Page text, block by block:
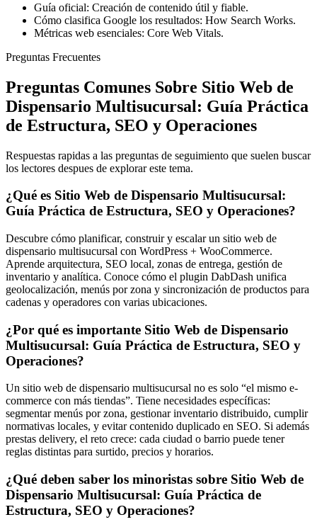
Guía oficial: Creación de contenido útil y fiable.
Cómo clasifica Google los resultados: How Search Works.
Métricas web esenciales: Core Web Vitals.
Preguntas Frecuentes
Preguntas Comunes Sobre Sitio Web de
Dispensario Multisucursal: Guía Práctica
de Estructura, SEO y Operaciones
Respuestas rapidas a las preguntas de seguimiento que suelen buscar
los lectores despues de explorar este tema.
¿Qué es Sitio Web de Dispensario Multisucursal:
Guía Práctica de Estructura, SEO y Operaciones?
Descubre cómo planificar, construir y escalar un sitio web de
dispensario multisucursal con WordPress + WooCommerce.
Aprende arquitectura, SEO local, zonas de entrega, gestión de
inventario y analítica. Conoce cómo el plugin DabDash unifica
geolocalización, menús por zona y sincronización de productos para
cadenas y operadores con varias ubicaciones.
¿Por qué es importante Sitio Web de Dispensario
Multisucursal: Guía Práctica de Estructura, SEO y
Operaciones?
Un sitio web de dispensario multisucursal no es solo “el mismo e-
commerce con más tiendas”. Tiene necesidades específicas:
segmentar menús por zona, gestionar inventario distribuido, cumplir
normativas locales, y evitar contenido duplicado en SEO. Si además
prestas delivery, el reto crece: cada ciudad o barrio puede tener
reglas distintas para surtido, precios y horarios.
¿Qué deben saber los minoristas sobre Sitio Web de
Dispensario Multisucursal: Guía Práctica de
Estructura, SEO y Operaciones?